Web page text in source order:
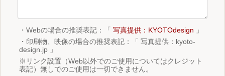
・Webの場合の推奨表記：「 写真提供：KYOTOdesign 」
・印刷物、映像の場合の推奨表記：「 写真提供：kyoto-
design.jp 」
※リンク設置（Web以外でのご使用についてはクレジット
表記）無しでのご使用は一切できません。